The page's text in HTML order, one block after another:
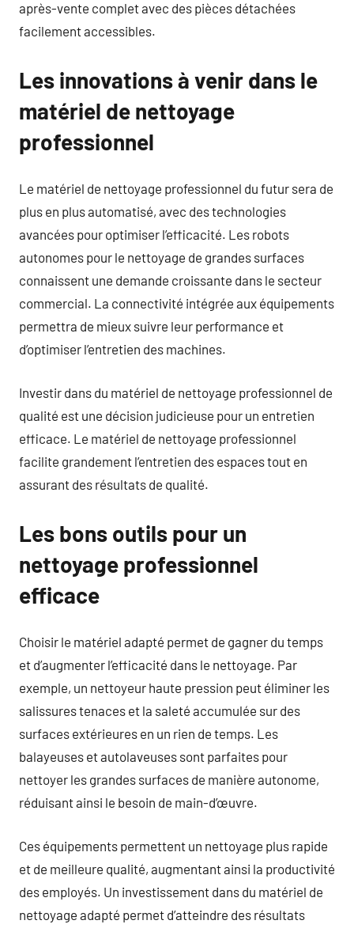
après-vente complet avec des pièces détachées
facilement accessibles.
Les innovations à venir dans le
matériel de nettoyage
professionnel
Le matériel de nettoyage professionnel du futur sera de
plus en plus automatisé, avec des technologies
avancées pour optimiser l’efficacité. Les robots
autonomes pour le nettoyage de grandes surfaces
connaissent une demande croissante dans le secteur
commercial. La connectivité intégrée aux équipements
permettra de mieux suivre leur performance et
d’optimiser l’entretien des machines.
Investir dans du matériel de nettoyage professionnel de
qualité est une décision judicieuse pour un entretien
efficace. Le matériel de nettoyage professionnel
facilite grandement l’entretien des espaces tout en
assurant des résultats de qualité.
Les bons outils pour un
nettoyage professionnel
efficace
Choisir le matériel adapté permet de gagner du temps
et d’augmenter l’efficacité dans le nettoyage. Par
exemple, un nettoyeur haute pression peut éliminer les
salissures tenaces et la saleté accumulée sur des
surfaces extérieures en un rien de temps. Les
balayeuses et autolaveuses sont parfaites pour
nettoyer les grandes surfaces de manière autonome,
réduisant ainsi le besoin de main-d’œuvre.
Ces équipements permettent un nettoyage plus rapide
et de meilleure qualité, augmentant ainsi la productivité
des employés. Un investissement dans du matériel de
nettoyage adapté permet d’atteindre des résultats